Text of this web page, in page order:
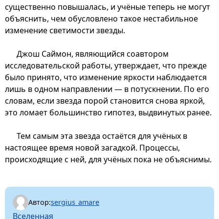
существенно повышалась, и учёные теперь не могут
объяснить, чем обусловлено такое нестабильное
изменение светимости звезды.
Джош Саймон, являющийся соавтором
исследовательской работы, утверждает, что прежде
было принято, что изменение яркости наблюдается
лишь в одном направлении — в потускнении. По его
словам, если звезда порой становится снова яркой,
это ломает большинство гипотез, выдвинутых ранее.
Тем самым эта звезда остаётся для учёных в
настоящее время новой загадкой. Процессы,
происходящие с ней, для учёных пока не объяснимы.
Автор:sergius_amare
Вселенная